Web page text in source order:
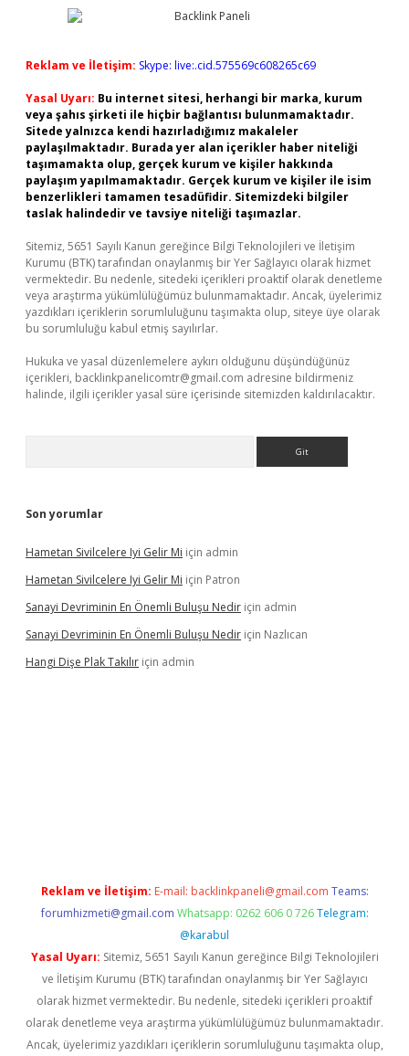
Reklam ve İletişim: Skype: live:.cid.575569c608265c69
Yasal Uyarı: Bu internet sitesi, herhangi bir marka, kurum
veya şahıs şirketi ile hiçbir bağlantısı bulunmamaktadır.
Sitede yalnızca kendi hazırladığımız makaleler
paylaşılmaktadır. Burada yer alan içerikler haber niteliği
taşımamakta olup, gerçek kurum ve kişiler hakkında
paylaşım yapılmamaktadır. Gerçek kurum ve kişiler ile isim
benzerlikleri tamamen tesadüfidir. Sitemizdeki bilgiler
taslak halindedir ve tavsiye niteliği taşımazlar.
Sitemiz, 5651 Sayılı Kanun gereğince Bilgi Teknolojileri ve İletişim
Kurumu (BTK) tarafından onaylanmış bir Yer Sağlayıcı olarak hizmet
vermektedir. Bu nedenle, sitedeki içerikleri proaktif olarak denetleme
veya araştırma yükümlülüğümüz bulunmamaktadır. Ancak, üyelerimiz
yazdıkları içeriklerin sorumluluğunu taşımakta olup, siteye üye olarak
bu sorumluluğu kabul etmiş sayılırlar.
Hukuka ve yasal düzenlemelere aykırı olduğunu düşündüğünüz
içerikleri, backlinkpanelicomtr@gmail.com adresine bildirmeniz
halinde, ilgili içerikler yasal süre içerisinde sitemizden kaldırılacaktır.
Son yorumlar
Hametan Sivilcelere Iyi Gelir Mi için admin
Hametan Sivilcelere Iyi Gelir Mi için Patron
Sanayi Devriminin En Önemli Buluşu Nedir için admin
Sanayi Devriminin En Önemli Buluşu Nedir için Nazlıcan
Hangi Dişe Plak Takılır için admin
Reklam ve İletişim: E-mail: backlinkpaneli@gmail.com Teams:
forumhizmeti@gmail.com Whatsapp: 0262 606 0 726 Telegram:
@karabul
Yasal Uyarı: Sitemiz, 5651 Sayılı Kanun gereğince Bilgi Teknolojileri
ve İletişim Kurumu (BTK) tarafından onaylanmış bir Yer Sağlayıcı
olarak hizmet vermektedir. Bu nedenle, sitedeki içerikleri proaktif
olarak denetleme veya araştırma yükümlülüğümüz bulunmamaktadır.
Ancak, üyelerimiz yazdıkları içeriklerin sorumluluğunu taşımakta olup,